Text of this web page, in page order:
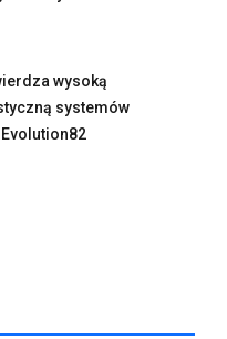
wysoką
systemów